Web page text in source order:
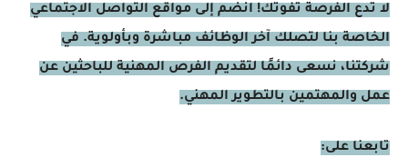
لا تدع الفرصة تفوتك! انضم إلى مواقع التواصل الاجتماعي
الخاصة بنا لتصلك آخر الوظائف مباشرة وبأولوية. في
شركتنا، نسعى دائمًا لتقديم الفرص المهنية للباحثين عن
عمل والمهتمين بالتطوير المهني.
تابعنا على: